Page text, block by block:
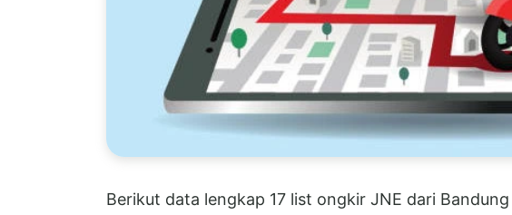
Berikut data lengkap 17 list ongkir JNE dari Bandung